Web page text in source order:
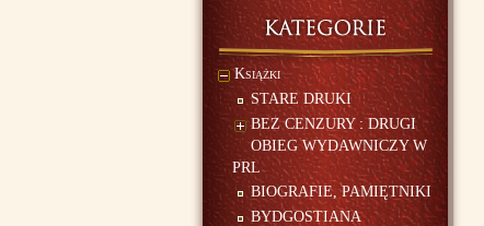
Książki
STARE DRUKI
BEZ CENZURY : DRUGI
OBIEG WYDAWNICZY W
PRL
BIOGRAFIE, PAMIĘTNIKI
BYDGOSTIANA